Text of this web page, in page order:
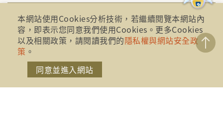
地址：10041台北市忠孝西路一段四號17樓(崇聖大樓)
電話：886-2-2316-1288
傳真：886-2-2316-1299
本網站使用Cookies分析技術，若繼續閱覽本網站內
容，即表示您同意我們使用Cookies。更多Cookies
以及相關政策，請閱讀我們的隱私權與網站安全政
策 。
同意並進入網站